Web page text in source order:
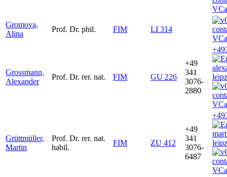
Gromova,
Alina
Prof. Dr. phil. FIM
LI 314
Grossmann,
Alexander
Prof. Dr. rer. nat. FIM GU 226
+49
341
3076-
2880
Grüttmüller,
Martin
Prof. Dr. rer. nat.
habil.
FIM ZU 412
+49
341
3076-
6487